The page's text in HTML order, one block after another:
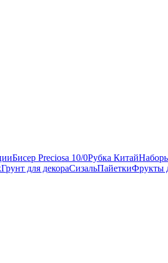
Бисер Preciosa 10/0Рубка Китай
Грунт для декораСизальПайеткиФрукты